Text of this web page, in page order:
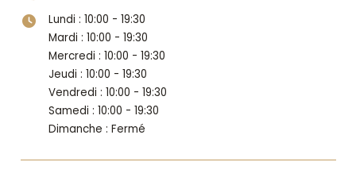
Lundi : 10:00 - 19:30
Mardi : 10:00 - 19:30
Mercredi : 10:00 - 19:30
Jeudi : 10:00 - 19:30
Vendredi : 10:00 - 19:30
Samedi : 10:00 - 19:30
Dimanche : Fermé